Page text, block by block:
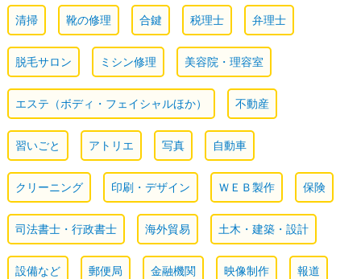
清掃 靴の修理 合鍵 税理士 弁理士
脱毛サロン ミシン修理 美容院・理容室
エステ（ボディ・フェイシャルほか） 不動産
習いごと アトリエ 写真 自動車
クリーニング 印刷・デザイン ＷＥＢ製作 保険
司法書士・行政書士 海外貿易 土木・建築・設計
設備など 郵便局 金融機関 映像制作 報道